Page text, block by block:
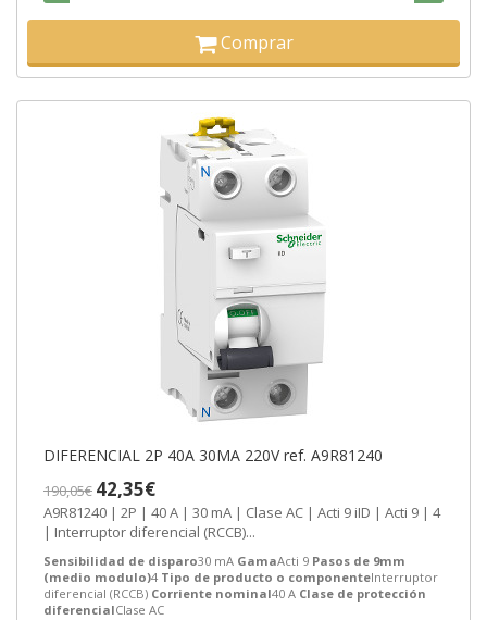
Comprar
DIFERENCIAL 2P 40A 30MA 220V ref. A9R81240
190,05€ 42,35€
A9R81240 | 2P | 40 A | 30 mA | Clase AC | Acti 9 iID | Acti 9 | 4
| Interruptor diferencial (RCCB)...
Sensibilidad de disparo30 mA GamaActi 9 Pasos de 9mm
(medio modulo)4 Tipo de producto o componenteInterruptor
diferencial (RCCB) Corriente nominal40 A Clase de protección
diferencialClase AC